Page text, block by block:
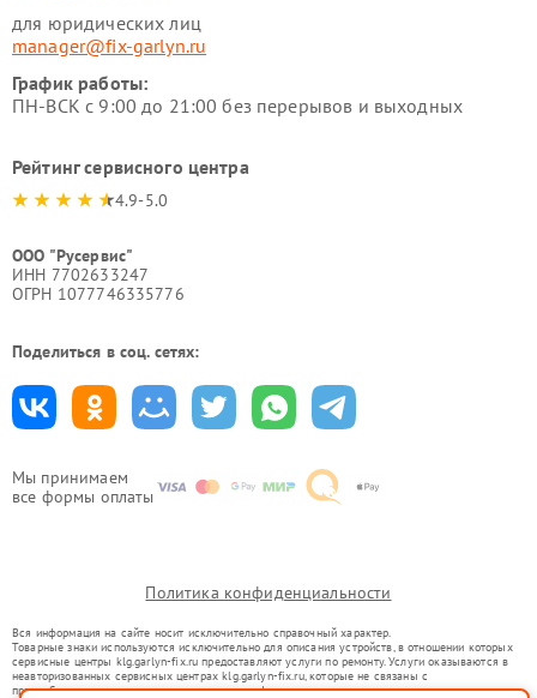
Мы принимаем
все формы оплаты
для юридических лиц
manager@fix-garlyn.ru
График работы:
ПН-ВСК с 9:00 до 21:00 без перерывов и выходных
Рейтинг сервисного центра
4.9-5.0
ООО "Русервис"
ИНН 7702633247
ОГРН 1077746335776
Поделиться в соц. сетях:
Политика конфиденциальности
Вся информация на сайте носит исключительно справочный характер.
Товарные знаки используются исключительно для описания устройств, в отношении которых
сервисные центры klg.garlyn-fix.ru предоставляют услуги по ремонту. Услуги оказываются в
неавторизованных сервисных центрах klg.garlyn-fix.ru, которые не связаны с
правообладателями товарных знаков или их официальными представителями.